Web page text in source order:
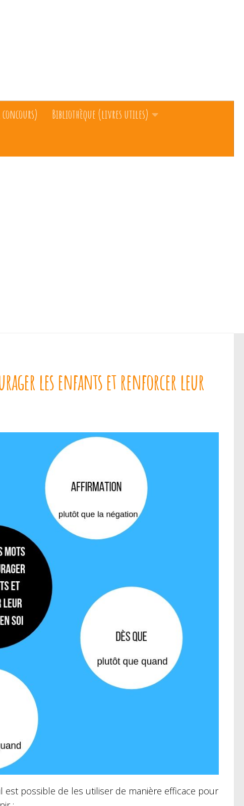
concours)
Bibliothèque (livres utiles)
les enfants et renforcer leur
possible de les utiliser de manière efficace pour